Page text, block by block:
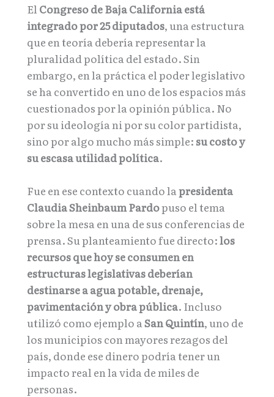
El Congreso de Baja California está
integrado por 25 diputados, una estructura
que en teoría debería representar la
pluralidad política del estado. Sin
embargo, en la práctica el poder legislativo
se ha convertido en uno de los espacios más
cuestionados por la opinión pública. No
por su ideología ni por su color partidista,
sino por algo mucho más simple: su costo y
su escasa utilidad política.
Fue en ese contexto cuando la presidenta
Claudia Sheinbaum Pardopuso el tema
sobre la mesa en una de sus conferencias de
prensa. Su planteamiento fue directo:los
recursos que hoy se consumen en
estructuras legislativas deberían
destinarse a agua potable, drenaje,
pavimentación y obra pública. Incluso
utilizó como ejemplo a San Quintín, uno de
los municipios con mayores rezagos del
país, donde ese dinero podría tener un
impacto real en la vida de miles de
personas.